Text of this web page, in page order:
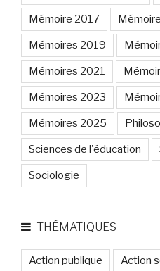
Mémoire 2017
Mémoires 2019
Mémoires 2021
Mémoires 2023
Mémoires 2025
Sciences de l'éducation
Sociologie
THÉMATIQUES
Action publique Action